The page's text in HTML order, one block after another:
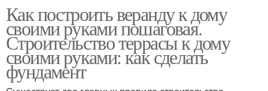
Как построить веранду к дому
своими руками пошаговая.
Строительство террасы к дому
своими руками: как сделать
фундамент